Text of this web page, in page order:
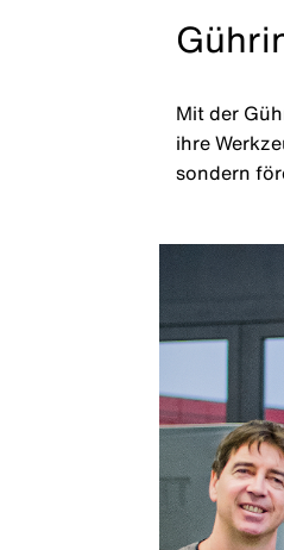
Mit der
ihre
sondern